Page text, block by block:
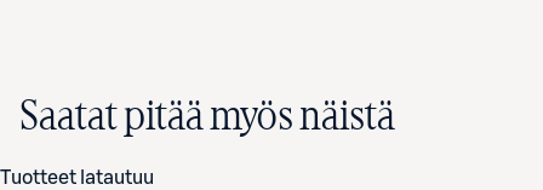
Saatat pitää myös näistä
Tuotteet latautuu